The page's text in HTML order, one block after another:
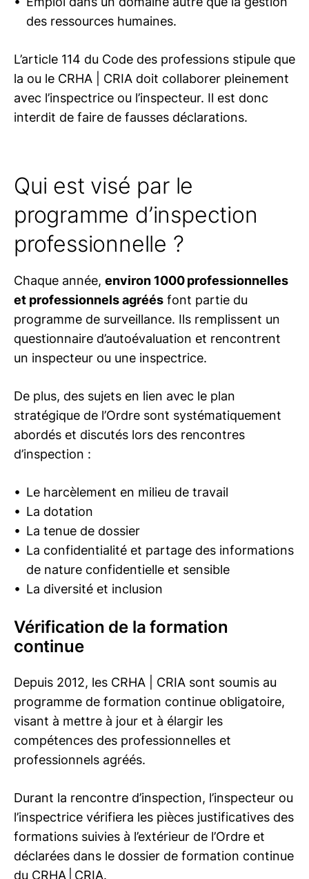
des ressources humaines.
L’article 114 du Code des professions stipule que
la ou le CRHA | CRIA doit collaborer pleinement
avec l’inspectrice ou l’inspecteur. Il est donc
interdit de faire de fausses déclarations.
Qui est visé par le
programme d’inspection
professionnelle ?
Chaque année, environ 1000 professionnelles
et professionnels agréés font partie du
programme de surveillance. Ils remplissent un
questionnaire d’autoévaluation et rencontrent
un inspecteur ou une inspectrice.
De plus, des sujets en lien avec le plan
stratégique de l’Ordre sont systématiquement
abordés et discutés lors des rencontres
d’inspection :
Le harcèlement en milieu de travail
La dotation
La tenue de dossier
La confidentialité et partage des informations
de nature confidentielle et sensible
La diversité et inclusion
Vérification de la formation
continue
Depuis 2012, les CRHA | CRIA sont soumis au
programme de formation continue obligatoire,
visant à mettre à jour et à élargir les
compétences des professionnelles et
professionnels agréés.
Durant la rencontre d’inspection, l’inspecteur ou
l’inspectrice vérifiera les pièces justificatives des
formations suivies à l’extérieur de l’Ordre et
déclarées dans le dossier de formation continue
du CRHA | CRIA.